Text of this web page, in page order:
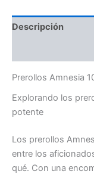
Descripción
Prerollos Amnesia
Explorando los
potente
Los prerollos
entre los
qué. Con una